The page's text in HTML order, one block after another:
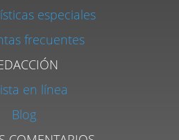
especiales
frecuentes
en línea
Blog